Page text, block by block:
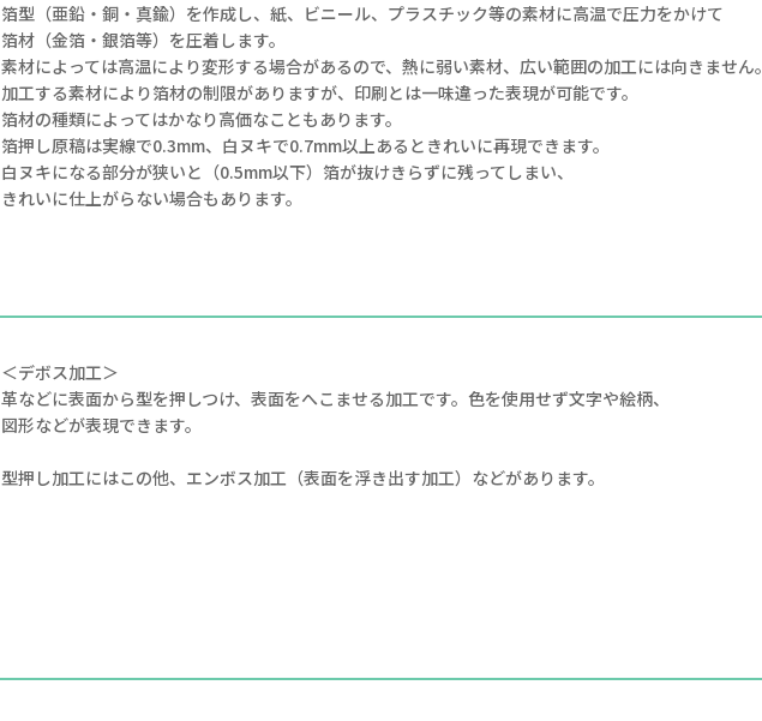
箔型（亜鉛・銅・真鍮）を作成し、紙、ビニール、プラスチック等の素材に高温で圧力をかけて
箔材（金箔・銀箔等）を圧着します。
素材によっては高温により変形する場合があるので、熱に弱い素材、広い範囲の加工には向きません。
加工する素材により箔材の制限がありますが、印刷とは一味違った表現が可能です。
箔材の種類によってはかなり高価なこともあります。
箔押し原稿は実線で0.3mm、白ヌキで0.7mm以上あるときれいに再現できます。
白ヌキになる部分が狭いと（0.5mm以下）箔が抜けきらずに残ってしまい、
きれいに仕上がらない場合もあります。
＜デボス加工＞
革などに表面から型を押しつけ、表面をへこませる加工です。色を使用せず文字や絵柄、
図形などが表現できます。
型押し加工にはこの他、エンボス加工（表面を浮き出す加工）などがあります。